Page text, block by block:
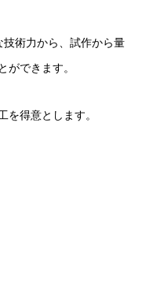
術力から、試作から量
ができます。
を得意とします。